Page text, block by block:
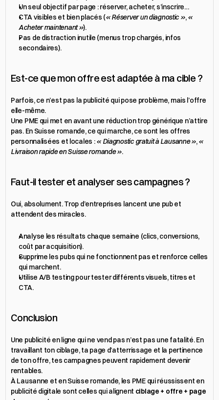
Un seul objectif par page : réserver, acheter, s’inscrire…
CTA visibles et bien placés (« Réserver un diagnostic », «
Acheter maintenant »).
Pas de distraction inutile (menus trop chargés, infos
secondaires).
Est-ce que mon offre est adaptée à ma cible ?
Parfois, ce n’est pas la publicité qui pose problème, mais l’offre
elle-même.
Une PME qui met en avant une réduction trop générique n’attire
pas. En Suisse romande, ce qui marche, ce sont les offres
personnalisées et locales : « Diagnostic gratuit à Lausanne », «
Livraison rapide en Suisse romande ».
Faut-il tester et analyser ses campagnes ?
Oui, absolument. Trop d’entreprises lancent une pub et
attendent des miracles.
Analyse les résultats chaque semaine (clics, conversions,
coût par acquisition).
Supprime les pubs qui ne fonctionnent pas et renforce celles
qui marchent.
Utilise A/B testing pour tester différents visuels, titres et
CTA.
Conclusion
Une publicité en ligne qui ne vend pas n’est pas une fatalité. En
travaillant ton ciblage, ta page d’atterrissage et la pertinence
de ton offre, tes campagnes peuvent rapidement devenir
rentables.
À Lausanne et en Suisse romande, les PME qui réussissent en
publicité digitale sont celles qui alignent ciblage + offre + page